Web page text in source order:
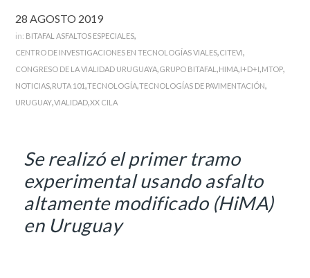
28 AGOSTO 2019
in: BITAFAL ASFALTOS ESPECIALES,
CENTRO DE INVESTIGACIONES EN TECNOLOGÍAS VIALES,CITEVI,
CONGRESO DE LA VIALIDAD URUGUAYA,GRUPO BITAFAL ,HIMA,I+D+I,MTOP,
NOTICIAS,RUTA 101,TECNOLOGÍA,TECNOLOGÍAS DE PAVIMENTACIÓN,
URUGUAY,VIALIDAD,XX CILA
Se realizó el primer tramo
experimental usando asfalto
altamente modificado (HiMA)
en Uruguay